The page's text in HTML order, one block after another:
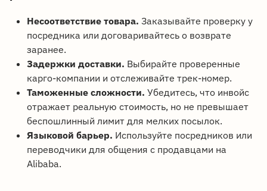
Несоответствие товара. Заказывайте проверку у
посредника или договаривайтесь о возврате
заранее.
Задержки доставки. Выбирайте проверенные
карго-компании и отслеживайте трек-номер.
Таможенные сложности. Убедитесь, что инвойс
отражает реальную стоимость, но не превышает
беспошлинный лимит для мелких посылок.
Языковой барьер. Используйте посредников или
переводчики для общения с продавцами на
Alibaba.